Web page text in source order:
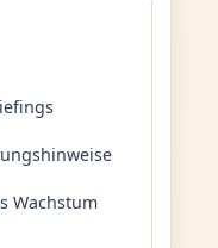
Wachstum